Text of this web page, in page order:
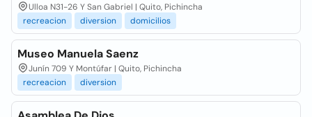
Ulloa N31-26 Y San Gabriel | Quito, Pichincha
recreacion
diversion domicilios
Museo Manuela Saenz
Junín 709 Y Montúfar | Quito, Pichincha
recreacion
diversion